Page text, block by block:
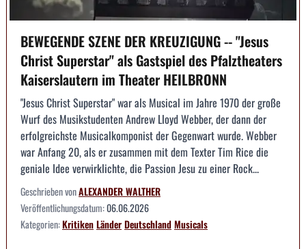
BEWEGENDE SZENE DER KREUZIGUNG -- "Jesus
Christ Superstar" als Gastspiel des Pfalztheaters
Kaiserslautern im Theater HEILBRONN
"Jesus Christ Superstar" war als Musical im Jahre 1970 der große
Wurf des Musikstudenten Andrew Lloyd Webber, der dann der
erfolgreichste Musicalkomponist der Gegenwart wurde. Webber
war Anfang 20, als er zusammen mit dem Texter Tim Rice die
geniale Idee verwirklichte, die Passion Jesu zu einer Rock...
Geschrieben vonALEXANDER WALTHER
Veröffentlichungsdatum:06.06.2026
Kategorien:KritikenLänderDeutschlandMusicals